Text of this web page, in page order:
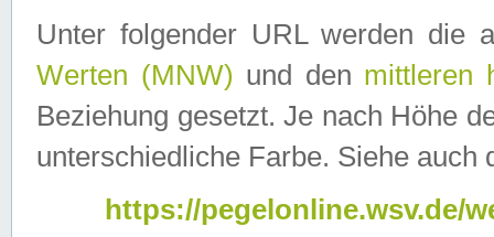
Unter folgender URL werden die
Werten (MNW) und den mittleren
Beziehung gesetzt. Je nach Höhe
unterschiedliche Farbe. Siehe auch
https://pegelonline.wsv.de/